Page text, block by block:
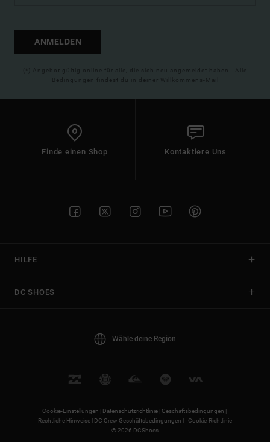
ANMELDEN
(*) Angebot gültig online für alle, die sich neu angemeldet haben - Alle
Bedingungen findest du in deiner Willkommens-Mail
Finde einen Shop Kontaktiere Uns
HILFE
DC SHOES
Wähle deine Region
Cookie-Einstellungen | Datenschutzrichtlinie |Geschäftsbedingungen |
Rechtliche Hinweise | DC Crew Geschäftsbedingungen |
Cookie-Richtlinie
© 2026 DCShoes